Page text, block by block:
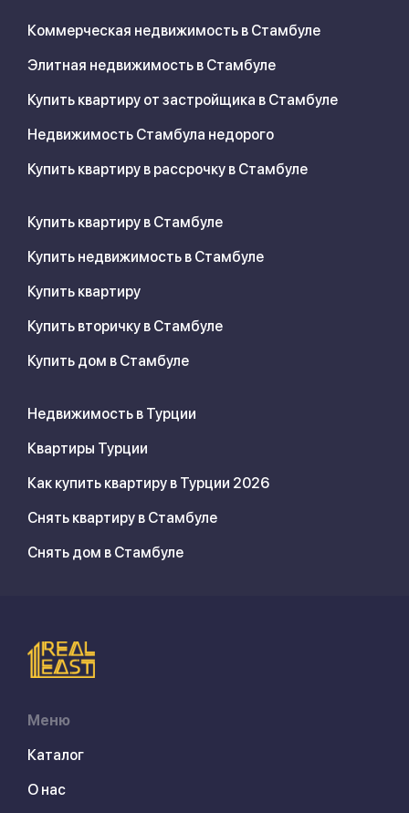
Коммерческая недвижимость в Стамбуле
Элитная недвижимость в Стамбуле
Купить квартиру от застройщика в Стамбуле
Недвижимость Стамбула недорого
Купить квартиру в рассрочку в Стамбуле
Купить квартиру в Стамбуле
Купить недвижимость в Стамбуле
Купить квартиру
Купить вторичку в Стамбуле
Купить дом в Стамбуле
Недвижимость в Турции
Квартиры Турции
Как купить квартиру в Турции 2026
Снять квартиру в Стамбуле
Снять дом в Стамбуле
Меню
Каталог
О нас